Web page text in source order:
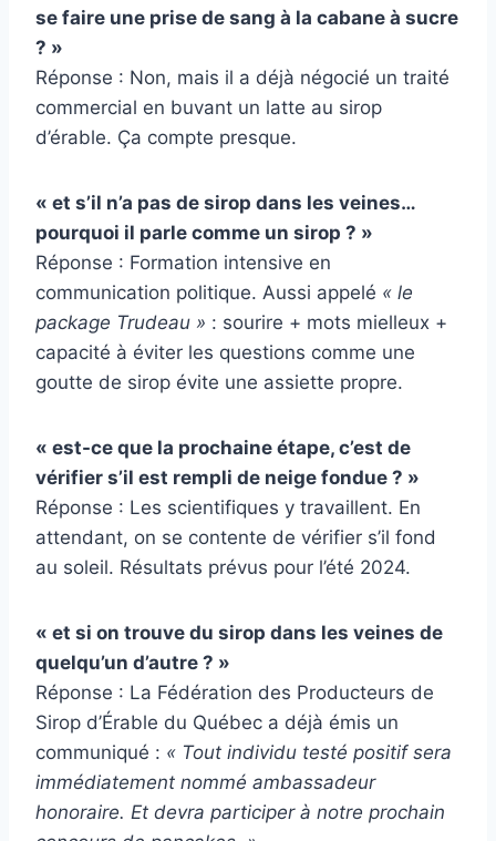
se faire une prise de sang à la cabane à sucre
? »
Réponse : Non, mais il a déjà négocié un traité
commercial en buvant un latte au sirop
d’érable. Ça compte presque.
« et s’il n’a pas de sirop dans les veines…
pourquoi il parle comme un sirop ? »
Réponse : Formation intensive en
communication politique. Aussi appelé « le
package Trudeau » : sourire + mots mielleux +
capacité à éviter les questions comme une
goutte de sirop évite une assiette propre.
« est-ce que la prochaine étape, c’est de
vérifier s’il est rempli de neige fondue ? »
Réponse : Les scientifiques y travaillent. En
attendant, on se contente de vérifier s’il fond
au soleil. Résultats prévus pour l’été 2024.
« et si on trouve du sirop dans les veines de
quelqu’un d’autre ? »
Réponse : La Fédération des Producteurs de
Sirop d’Érable du Québec a déjà émis un
communiqué : « Tout individu testé positif sera
immédiatement nommé ambassadeur
honoraire. Et devra participer à notre prochain